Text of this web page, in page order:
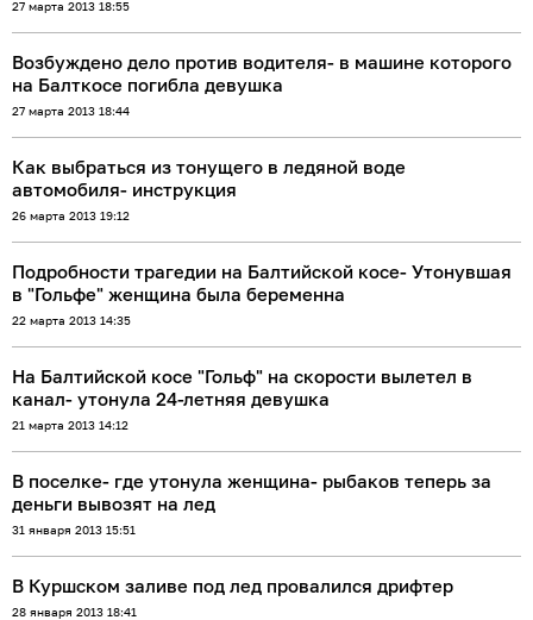
27 марта 2013 18:55
Возбуждено дело против водителя- в машине которого
на Балткосе погибла девушка
27 марта 2013 18:44
Как выбраться из тонущего в ледяной воде
автомобиля- инструкция
26 марта 2013 19:12
Подробности трагедии на Балтийской косе- Утонувшая
в "Гольфе" женщина была беременна
22 марта 2013 14:35
На Балтийской косе "Гольф" на скорости вылетел в
канал- утонула 24-летняя девушка
21 марта 2013 14:12
В поселке- где утонула женщина- рыбаков теперь за
деньги вывозят на лед
31 января 2013 15:51
В Куршском заливе под лед провалился дрифтер
28 января 2013 18:41